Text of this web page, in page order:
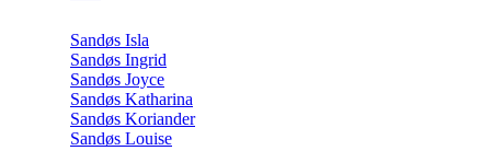
Sandøs Isla
Sandøs Ingrid
Sandøs Joyce
Sandøs Katharina
Sandøs Koriander
Sandøs Louise